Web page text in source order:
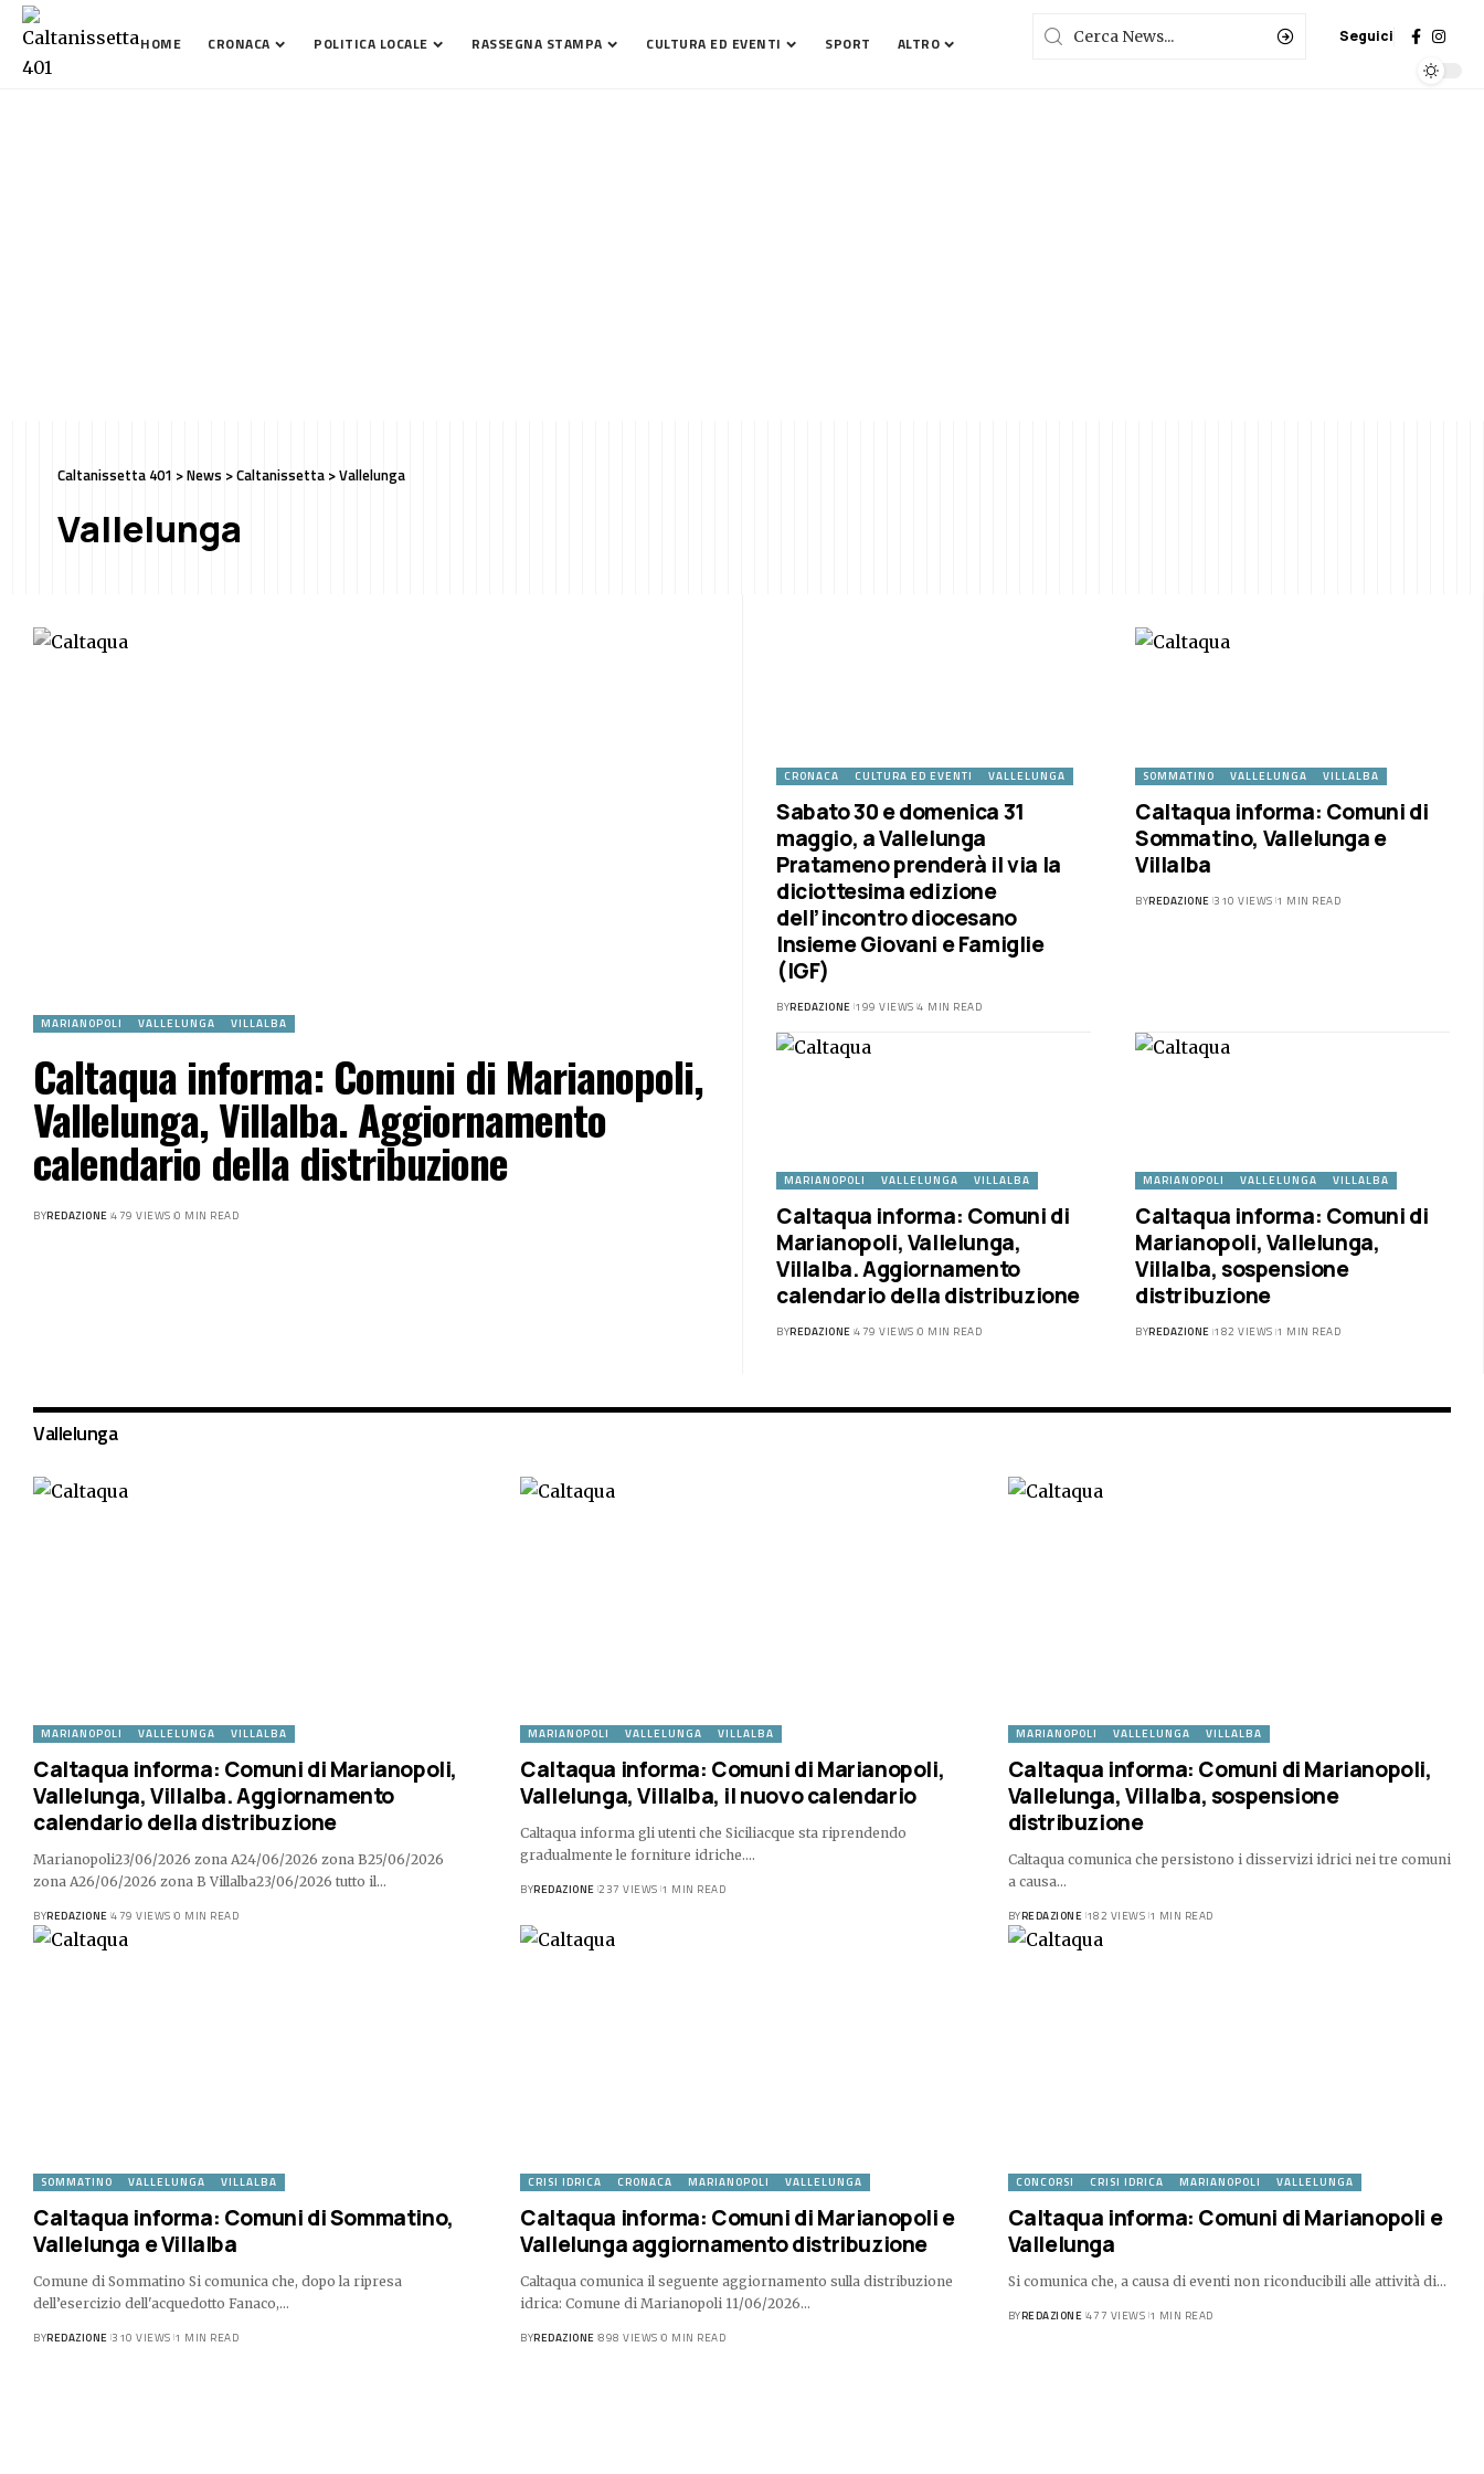
HOME CRONACA POLITICA LOCALE RASSEGNA STAMPA CULTURA ED EVENTI SPORT ALTRO Seguici
Caltanissetta 401 >News >Caltanissetta >Vallelunga
Vallelunga
MARIANOPOLI VALLELUNGA VILLALBA
Caltaqua informa: Comuni di Marianopoli,
Vallelunga, Villalba. Aggiornamento
calendario della distribuzione
BYREDAZIONE 479 VIEWS 0 MIN READ
CRONACA CULTURA ED EVENTI VALLELUNGA
Sabato 30 e domenica 31
maggio, a Vallelunga
Pratameno prenderà il via la
diciottesima edizione
dell’incontro diocesano
Insieme Giovani e Famiglie
(IGF)
BYREDAZIONE 199 VIEWS 4 MIN READ
SOMMATINO VALLELUNGA VILLALBA
Caltaqua informa: Comuni di
Sommatino, Vallelunga e
Villalba
BYREDAZIONE 310 VIEWS 1 MIN READ
MARIANOPOLI VALLELUNGA VILLALBA
Caltaqua informa: Comuni di
Marianopoli, Vallelunga,
Villalba. Aggiornamento
calendario della distribuzione
BYREDAZIONE 479 VIEWS 0 MIN READ
MARIANOPOLI VALLELUNGA VILLALBA
Caltaqua informa: Comuni di
Marianopoli, Vallelunga,
Villalba, sospensione
distribuzione
BYREDAZIONE 182 VIEWS 1 MIN READ
Vallelunga
MARIANOPOLI VALLELUNGA VILLALBA
Caltaqua informa: Comuni di Marianopoli,
Vallelunga, Villalba. Aggiornamento
calendario della distribuzione
Marianopoli23/06/2026 zona A24/06/2026 zona B25/06/2026
zona A26/06/2026 zona B Villalba23/06/2026 tutto il…
BYREDAZIONE 479 VIEWS 0 MIN READ
MARIANOPOLI VALLELUNGA VILLALBA
Caltaqua informa: Comuni di Marianopoli,
Vallelunga, Villalba, il nuovo calendario
Caltaqua informa gli utenti che Siciliacque sta riprendendo
gradualmente le forniture idriche.…
BYREDAZIONE 237 VIEWS 1 MIN READ
MARIANOPOLI VALLELUNGA VILLALBA
Caltaqua informa: Comuni di Marianopoli,
Vallelunga, Villalba, sospensione
distribuzione
Caltaqua comunica che persistono i disservizi idrici nei tre comuni
a causa…
BYREDAZIONE 182 VIEWS 1 MIN READ
SOMMATINO VALLELUNGA VILLALBA
Caltaqua informa: Comuni di Sommatino,
Vallelunga e Villalba
Comune di Sommatino Si comunica che, dopo la ripresa
dell’esercizio dell'acquedotto Fanaco,…
BYREDAZIONE 310 VIEWS 1 MIN READ
CRISI IDRICA CRONACA MARIANOPOLI VALLELUNGA
Caltaqua informa: Comuni di Marianopoli e
Vallelunga aggiornamento distribuzione
Caltaqua comunica il seguente aggiornamento sulla distribuzione
idrica: Comune di Marianopoli 11/06/2026…
BYREDAZIONE 898 VIEWS 0 MIN READ
CONCORSI CRISI IDRICA MARIANOPOLI VALLELUNGA
Caltaqua informa: Comuni di Marianopoli e
Vallelunga
Si comunica che, a causa di eventi non riconducibili alle attività di…
BYREDAZIONE 477 VIEWS 1 MIN READ